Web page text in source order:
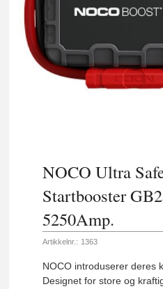
NOCO Ultra
Startbooster
5250Amp.
Artikkelnr.: 1363
NOCO introduserer deres
Designet for store og